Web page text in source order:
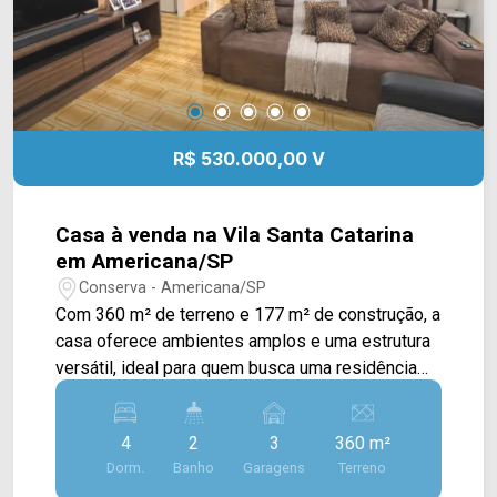
R$ 530.000,00 V
Casa à venda na Vila Santa Catarina
em Americana/SP
Conserva - Americana/SP
Com 360 m² de terreno e 177 m² de construção, a
casa oferece ambientes amplos e uma estrutura
versátil, ideal para quem busca uma residência
espaçosa ou um imóvel com possibilidade de
uso comercial. A planta principal conta com
espaços bem distribuídos, proporcionando
conforto para a rotina da família, além de uma
4
Dorm.
2
Banho
3
Garagens
360 m²
Terreno